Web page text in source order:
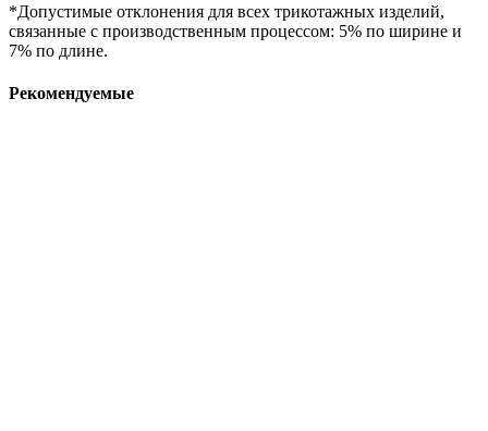
*Допустимые отклонения для всех трикотажных изделий,
связанные с производственным процессом: 5% по ширине и
7% по длине.
Рекомендуемые